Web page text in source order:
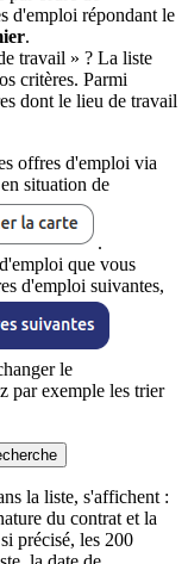
d'emploi répondant le
.
travail » ? La liste
critères. Parmi
dont le lieu de travail
offres d'emploi via
situation de
.
que vous
d'emploi suivantes,
le
par exemple les trier
la liste, s'affichent :
du contrat et la
précisé, les 200